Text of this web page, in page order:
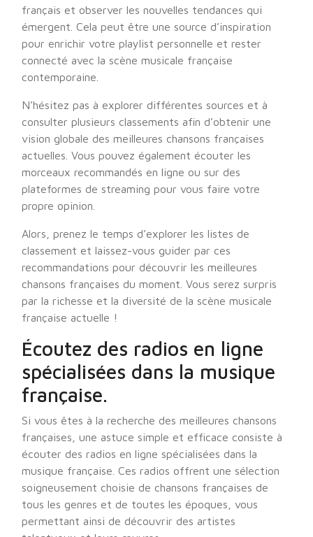
français et observer les nouvelles tendances qui
émergent. Cela peut être une source d’inspiration
pour enrichir votre playlist personnelle et rester
connecté avec la scène musicale française
contemporaine.
N’hésitez pas à explorer différentes sources et à
consulter plusieurs classements afin d’obtenir une
vision globale des meilleures chansons françaises
actuelles. Vous pouvez également écouter les
morceaux recommandés en ligne ou sur des
plateformes de streaming pour vous faire votre
propre opinion.
Alors, prenez le temps d’explorer les listes de
classement et laissez-vous guider par ces
recommandations pour découvrir les meilleures
chansons françaises du moment. Vous serez surpris
par la richesse et la diversité de la scène musicale
française actuelle !
Écoutez des radios en ligne
spécialisées dans la musique
française.
Si vous êtes à la recherche des meilleures chansons
françaises, une astuce simple et efficace consiste à
écouter des radios en ligne spécialisées dans la
musique française. Ces radios offrent une sélection
soigneusement choisie de chansons françaises de
tous les genres et de toutes les époques, vous
permettant ainsi de découvrir des artistes